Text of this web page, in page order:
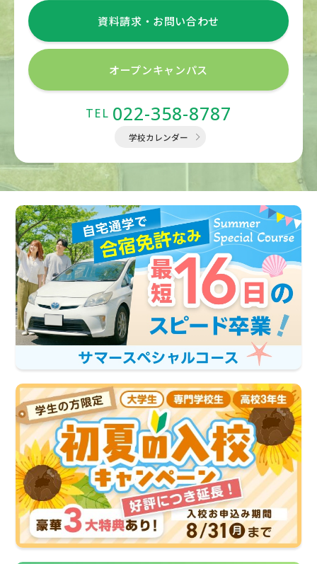
資料請求・ お問い合わせ
オープンキャンパス
TEL 022-358-8787
学校カレンダー